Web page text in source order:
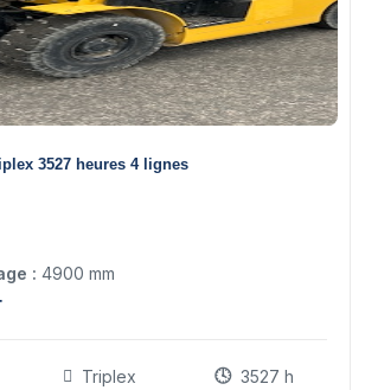
3527 heures 4 lignes
: 4900 mm
Triplex 3527 h